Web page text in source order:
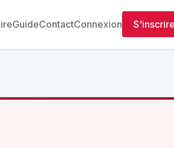
GuideContactConnexion